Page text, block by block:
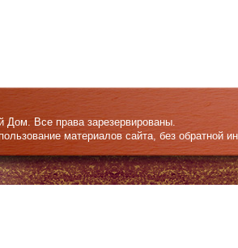
Дом. Все права зарезервированы.
материалов сайта, без обратной